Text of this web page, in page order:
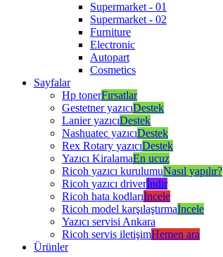
Supermarket - 01
Supermarket - 02
Furniture
Electronic
Autopart
Cosmetics
Sayfalar
Hp tonerFırsatlar
Gestetner yazıcıDestek
Lanier yazıcıDestek
Nashuatec yazıcıDestek
Rex Rotary yazıcıDestek
Yazıcı KiralamaEn ucuz
Ricoh yazıcı kurulumuNasıl yapılır?
Ricoh yazıcı driverİndir
Ricoh hata kodlarıİncele
Ricoh model karşılaştırmaİncele
Yazıcı servisi Ankara
Ricoh servis iletişimHemen ara
Ürünler